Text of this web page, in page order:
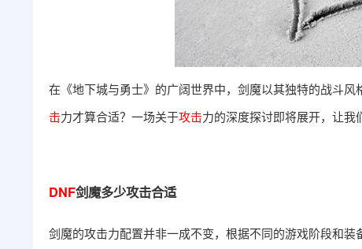
在《地下城与勇士》的广阔世界中，剑魔以其独特的战斗风
击力才算合适？一场关于攻击力的深度探讨即将展开，让我
DNF剑魔多少攻击合适
剑魔的攻击力配置并非一成不变，根据不同的游戏阶段和